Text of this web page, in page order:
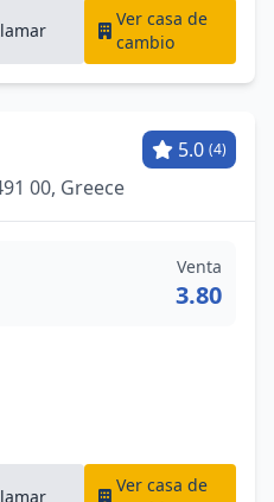
Ver casa de
cambio
5.0 (4)
00, Greece
Venta
3.80
Ver casa de